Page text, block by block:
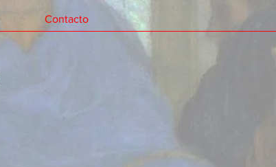
Contacto